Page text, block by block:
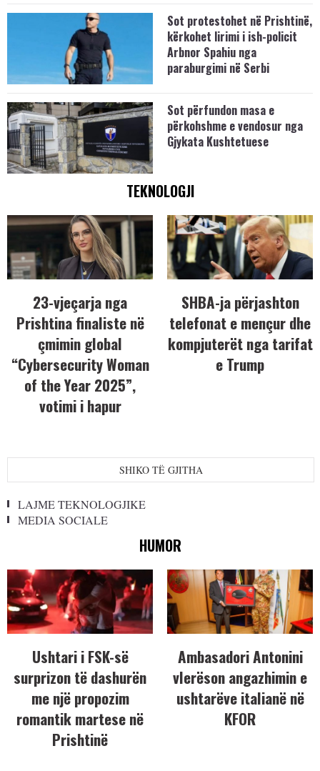
Sot protestohet në Prishtinë,
kërkohet lirimi i ish-policit
Arbnor Spahiu nga
paraburgimi në Serbi
Sot përfundon masa e
përkohshme e vendosur nga
Gjykata Kushtetuese
TEKNOLOGJI
23-vjeçarja nga
Prishtina finaliste në
çmimin global
“Cybersecurity Woman
of the Year 2025”,
votimi i hapur
SHBA-ja përjashton
telefonat e mençur dhe
kompjuterët nga tarifat
e Trump
SHIKO TË GJITHA
LAJME TEKNOLOGJIKE
MEDIA SOCIALE
HUMOR
Ushtari i FSK-së
surprizon të dashurën
me një propozim
romantik martese në
Prishtinë
Ambasadori Antonini
vlerëson angazhimin e
ushtarëve italianë në
KFOR